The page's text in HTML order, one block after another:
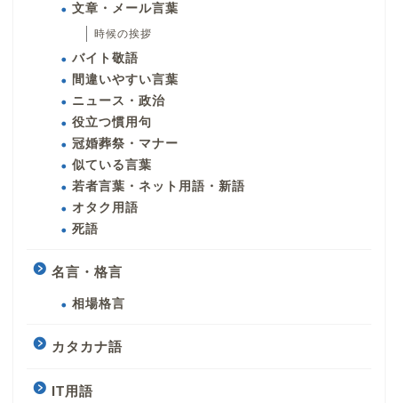
文章・メール言葉
時候の挨拶
バイト敬語
間違いやすい言葉
ニュース・政治
役立つ慣用句
冠婚葬祭・マナー
似ている言葉
若者言葉・ネット用語・新語
オタク用語
死語
名言・格言
相場格言
カタカナ語
IT用語